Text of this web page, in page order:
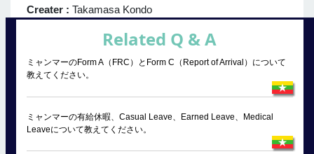
Creater : Takamasa Kondo
Related Q & A
ミャンマーのForm A（FRC）とForm C（Report of Arrival）について
教えてください。
ミャンマーの有給休暇、Casual Leave、Earned Leave、Medical
Leaveについて教えてください。